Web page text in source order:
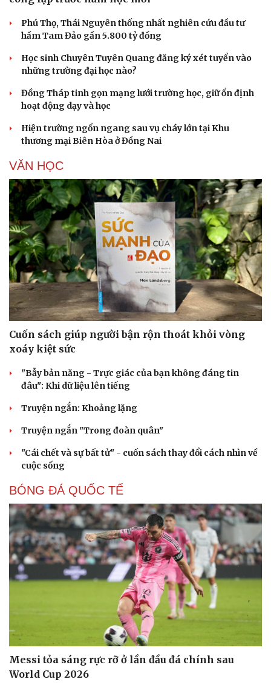
Dinh dưỡng - món ngon
Cây thuốc
Sản phụ khoa
Nhi khoa
Nam khoa
Phòng mạch online
Blog
Phú Thọ, Thái Nguyên thống nhất nghiên cứu đầu tư
hầm Tam Đảo gần 5.800 tỷ đồng
Học sinh Chuyên Tuyên Quang đăng ký xét tuyển vào
những trường đại học nào?
Đồng Tháp tinh gọn mạng lưới trường học, giữ ổn định
hoạt động dạy và học
Hiện trường ngổn ngang sau vụ cháy lớn tại Khu
thương mại Biên Hòa ở Đồng Nai
VĂN HỌC
Cuốn sách giúp người bận rộn thoát khỏi vòng
xoáy kiệt sức
"Bẫy bản năng - Trực giác của bạn không đáng tin
đâu": Khi dữ liệu lên tiếng
Truyện ngắn: Khoảng lặng
Truyện ngắn "Trong đoàn quân"
"Cái chết và sự bất tử" - cuốn sách thay đổi cách nhìn về
cuộc sống
BÓNG ĐÁ QUỐC TẾ
Messi tỏa sáng rực rỡ ở lần đầu đá chính sau
World Cup 2026